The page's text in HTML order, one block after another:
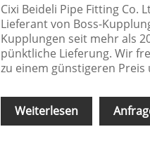
Cixi Beideli Pipe Fitting Co.
Lieferant von Boss-
Kupplungen seit mehr als
pünktliche Lieferung. Wir
zu einem günstigeren
Weiterlesen